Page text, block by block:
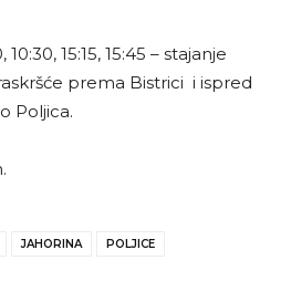
15:15, 15:45 – stajanje
prema Bistrici i ispred
Poljica.
JAHORINA POLJICE